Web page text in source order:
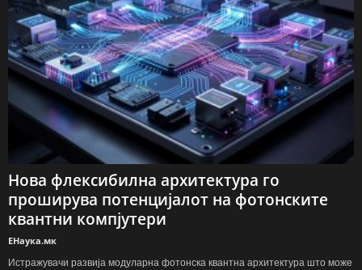
Нова флексибилна архитектура го
проширува потенцијалот на фотонските
квантни компјутери
ЕНаука.мк
Истражувачи развија модуларна фотонска квантна архитектура што може